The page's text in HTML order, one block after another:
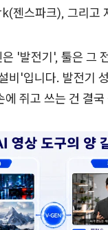
젠스파크), 그리고
'발전기', 툴은 그
비'입니다. 발전기
에 쥐고 쓰는 건 결국